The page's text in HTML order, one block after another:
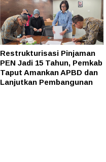
Restrukturisasi Pinjaman
PEN Jadi 15 Tahun, Pemkab
Taput Amankan APBD dan
Lanjutkan Pembangunan